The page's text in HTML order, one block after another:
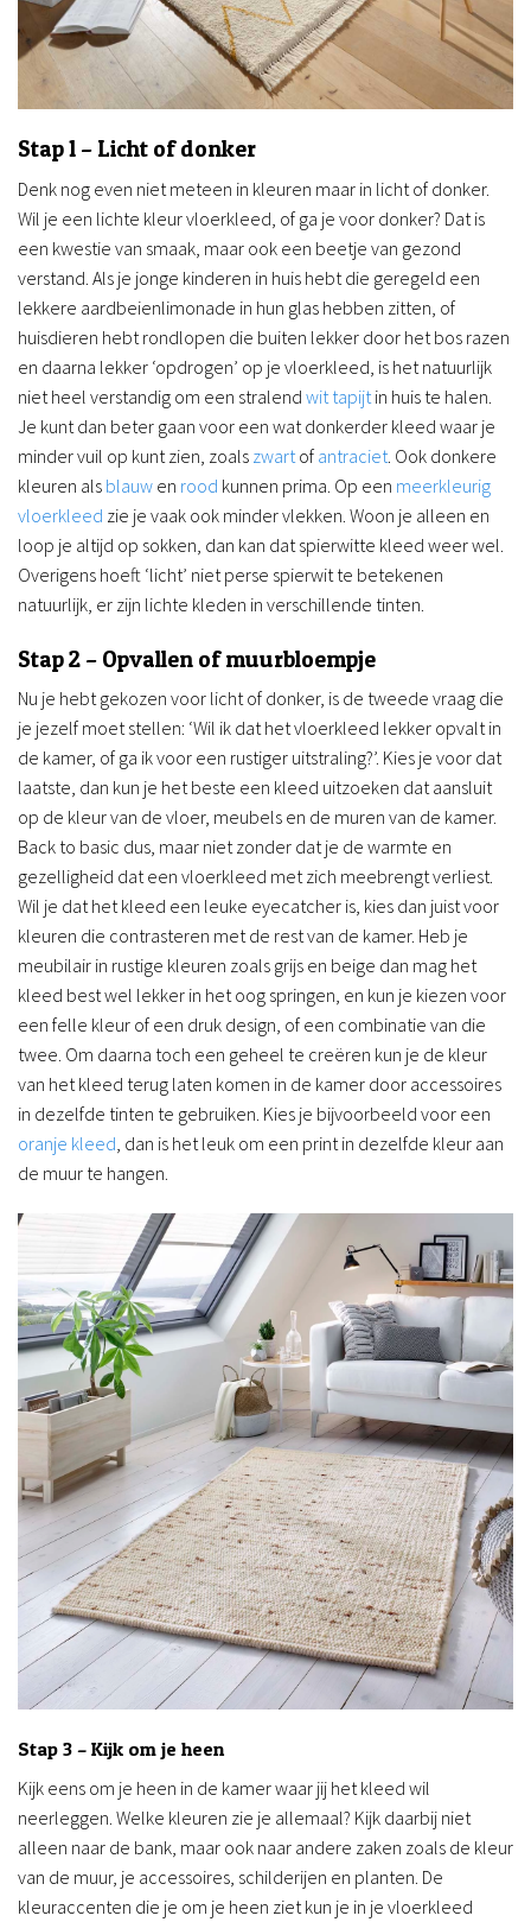
Stap 1 – Licht of donker
Denk nog even niet meteen in kleuren maar in licht of donker.
Wil je een lichte kleur vloerkleed, of ga je voor donker? Dat is
een kwestie van smaak, maar ook een beetje van gezond
verstand. Als je jonge kinderen in huis hebt die geregeld een
lekkere aardbeienlimonade in hun glas hebben zitten, of
huisdieren hebt rondlopen die buiten lekker door het bos razen
en daarna lekker ‘opdrogen’ op je vloerkleed, is het natuurlijk
niet heel verstandig om een stralend wit tapijt in huis te halen.
Je kunt dan beter gaan voor een wat donkerder kleed waar je
minder vuil op kunt zien, zoals zwart of antraciet . Ook donkere
kleuren als blauw en rood kunnen prima. Op een meerkleurig
vloerkleed zie je vaak ook minder vlekken. Woon je alleen en
loop je altijd op sokken, dan kan dat spierwitte kleed weer wel.
Overigens hoeft ‘licht’ niet perse spierwit te betekenen
natuurlijk, er zijn lichte kleden in verschillende tinten.
Stap 2 – Opvallen of muurbloempje
Nu je hebt gekozen voor licht of donker, is de tweede vraag die
je jezelf moet stellen: ‘Wil ik dat het vloerkleed lekker opvalt in
de kamer, of ga ik voor een rustiger uitstraling?’. Kies je voor dat
laatste, dan kun je het beste een kleed uitzoeken dat aansluit
op de kleur van de vloer, meubels en de muren van de kamer.
Back to basic dus, maar niet zonder dat je de warmte en
gezelligheid dat een vloerkleed met zich meebrengt verliest.
Wil je dat het kleed een leuke eyecatcher is, kies dan juist voor
kleuren die contrasteren met de rest van de kamer. Heb je
meubilair in rustige kleuren zoals grijs en beige dan mag het
kleed best wel lekker in het oog springen, en kun je kiezen voor
een felle kleur of een druk design, of een combinatie van die
twee. Om daarna toch een geheel te creëren kun je de kleur
van het kleed terug laten komen in de kamer door accessoires
in dezelfde tinten te gebruiken. Kies je bijvoorbeeld voor een
oranje kleed, dan is het leuk om een print in dezelfde kleur aan
de muur te hangen.
Stap 3 – Kijk om je heen
Kijk eens om je heen in de kamer waar jij het kleed wil
neerleggen. Welke kleuren zie je allemaal? Kijk daarbij niet
alleen naar de bank, maar ook naar andere zaken zoals de kleur
van de muur, je accessoires, schilderijen en planten. De
kleuraccenten die je om je heen ziet kun je in je vloerkleed